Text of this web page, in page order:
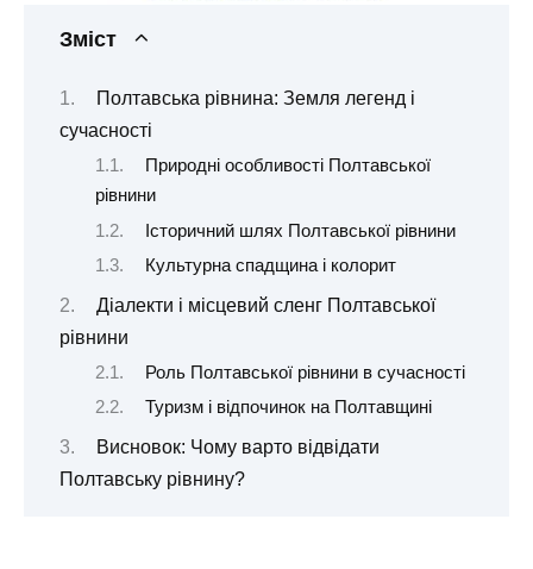
Зміст
Полтавська рівнина: Земля легенд і
сучасності
Природні особливості Полтавської
рівнини
Історичний шлях Полтавської рівнини
Культурна спадщина і колорит
Діалекти і місцевий сленг Полтавської
рівнини
Роль Полтавської рівнини в сучасності
Туризм і відпочинок на Полтавщині
Висновок: Чому варто відвідати
Полтавську рівнину?